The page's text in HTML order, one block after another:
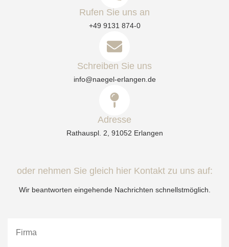
Rufen Sie uns an
+49 9131 874-0
Schreiben Sie uns
info@naegel-erlangen.de
Adresse
Rathauspl. 2, 91052 Erlangen
oder nehmen Sie gleich hier Kontakt zu uns auf:
Wir beantworten eingehende Nachrichten schnellstmöglich.